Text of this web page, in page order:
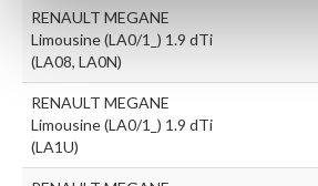
RENAULT MEGANE
Limousine (LA0/1_) 1.9 dTi
(LA08, LA0N)
RENAULT MEGANE
Limousine (LA0/1_) 1.9 dTi
(LA1U)